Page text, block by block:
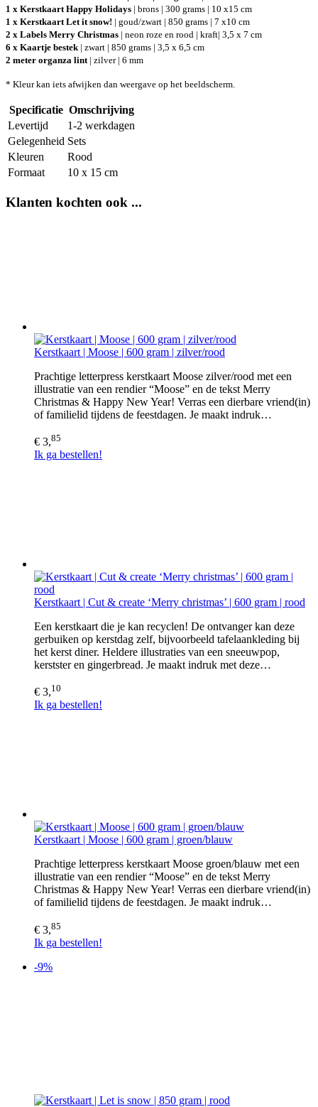
1 x Kerstkaart Happy Holidays | brons | 300 grams | 10 x15 cm
1 x Kerstkaart Let it snow! | goud/zwart | 850 grams | 7 x10 cm
2 x Labels Merry Christmas | neon roze en rood | kraft| 3,5 x 7 cm
6 x Kaartje bestek| zwart | 850 grams | 3,5 x 6,5 cm
2 meter organza lint| zilver | 6 mm
* Kleur kan iets afwijken dan weergave op het beeldscherm.
Specificatie Omschrijving
Levertijd
1-2 werkdagen
Gelegenheid Sets
Kleuren
Rood
Formaat
10 x 15 cm
Klanten kochten ook ...
Kerstkaart | Moose | 600 gram | zilver/rood
Prachtige letterpress kerstkaart Moose zilver/rood met een
illustratie van een rendier “Moose” en de tekst Merry
Christmas & Happy New Year! Verras een dierbare vriend(in)
of familielid tijdens de feestdagen. Je maakt indruk…
€ 3,85
Ik ga bestellen!
Kerstkaart | Cut & create ‘Merry christmas’ | 600 gram | rood
Een kerstkaart die je kan recyclen! De ontvanger kan deze
gerbuiken op kerstdag zelf, bijvoorbeeld tafelaankleding bij
het kerst diner. Heldere illustraties van een sneeuwpop,
kerstster en gingerbread. Je maakt indruk met deze…
€ 3,10
Ik ga bestellen!
Kerstkaart | Moose | 600 gram | groen/blauw
Prachtige letterpress kerstkaart Moose groen/blauw met een
illustratie van een rendier “Moose” en de tekst Merry
Christmas & Happy New Year! Verras een dierbare vriend(in)
of familielid tijdens de feestdagen. Je maakt indruk…
€ 3,85
Ik ga bestellen!
-9%